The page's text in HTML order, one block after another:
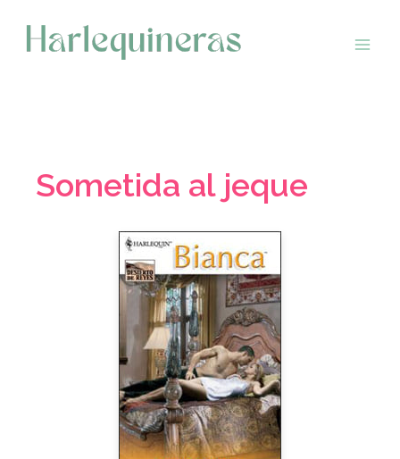
contenido
Sometida al jeque